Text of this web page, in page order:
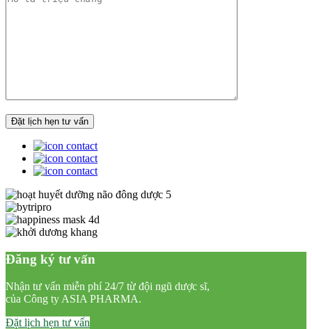
Đăng ký tư vấn
Nhận tư vấn miễn phí 24/7 từ đội ngũ dược sĩ,
của Công ty ASIA PHARMA.
Đặt lịch hẹn tư vấn